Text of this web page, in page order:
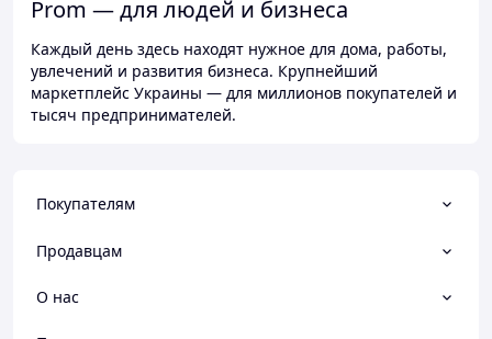
Prom — для людей и бизнеса
Каждый день здесь находят нужное для дома, работы,
увлечений и развития бизнеса. Крупнейший
маркетплейс Украины — для миллионов покупателей и
тысяч предпринимателей.
Покупателям
Продавцам
О нас